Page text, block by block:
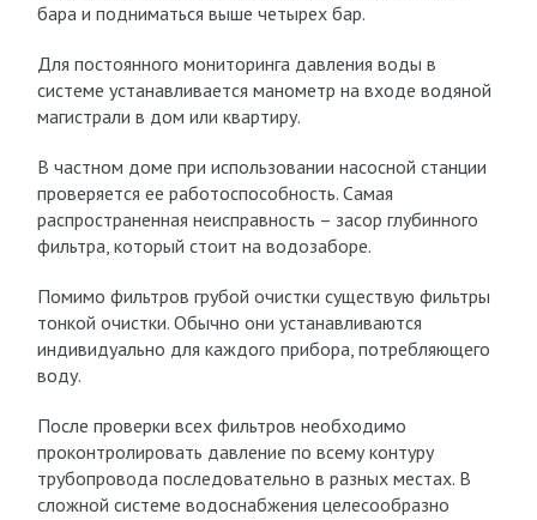
бара и подниматься выше четырех бар.
Для постоянного мониторинга давления воды в
системе устанавливается манометр на входе водяной
магистрали в дом или квартиру.
В частном доме при использовании насосной станции
проверяется ее работоспособность. Самая
распространенная неисправность – засор глубинного
фильтра, который стоит на водозаборе.
Помимо фильтров грубой очистки существую фильтры
тонкой очистки. Обычно они устанавливаются
индивидуально для каждого прибора, потребляющего
воду.
После проверки всех фильтров необходимо
проконтролировать давление по всему контуру
трубопровода последовательно в разных местах. В
сложной системе водоснабжения целесообразно